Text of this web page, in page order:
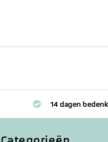
14 dagen